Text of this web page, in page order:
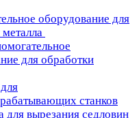
оборудование для
для обработки
станков
для вырезания седловин